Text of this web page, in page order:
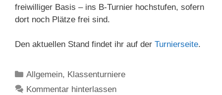
freiwilliger Basis – ins B-Turnier hochstufen, sofern
dort noch Plätze frei sind.
Den aktuellen Stand findet ihr auf der Turnierseite.
Kategorien
Allgemein, Klassenturniere
Kommentar hinterlassen